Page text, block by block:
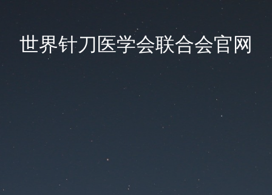
世界针刀医学会联合会官网